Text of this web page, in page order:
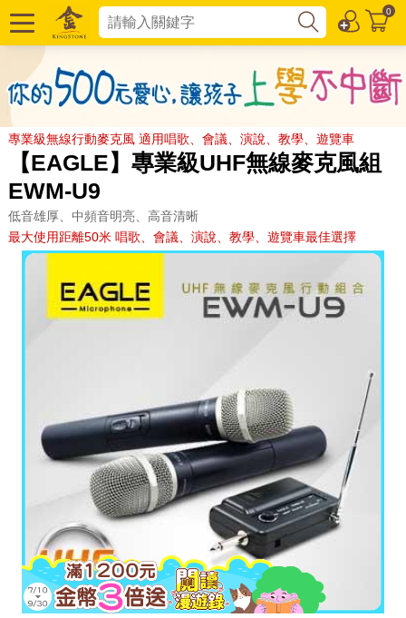
0
專業級無線行動麥克風 適用唱歌、會議、演說、教學、遊覽車
【EAGLE】專業級UHF無線麥克風組
EWM-U9
低音雄厚、中頻音明亮、高音清晰
最大使用距離50米 唱歌、會議、演說、教學、遊覽車最佳選擇